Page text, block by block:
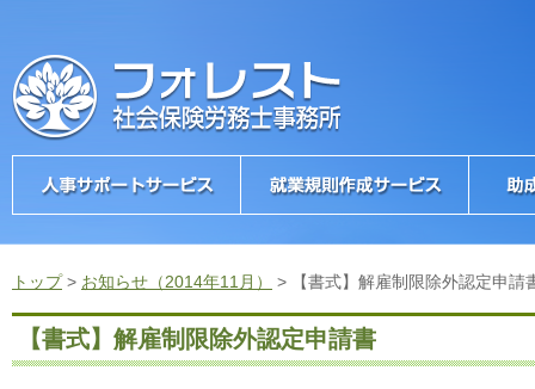
トップ> お知らせ（2014年11月） > 【書式】解雇制限除外認定申請
【書式】解雇制限除外認定申請書